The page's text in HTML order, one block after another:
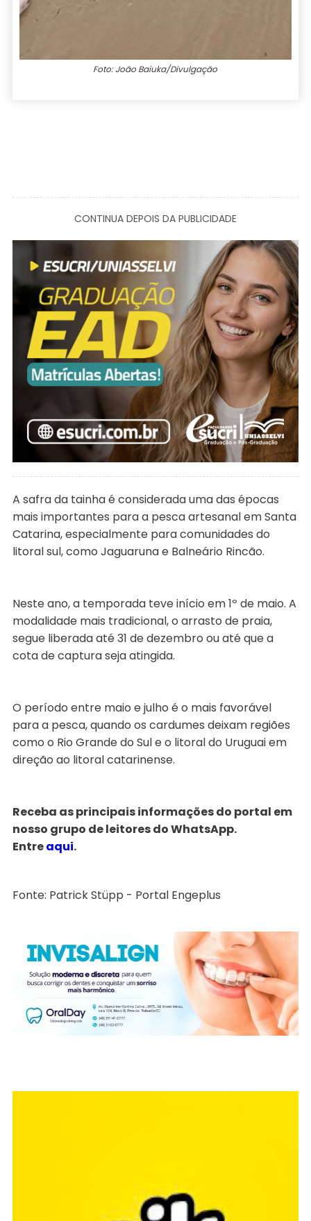
Foto: João Baiuka/Divulgação
CONTINUA DEPOIS DA PUBLICIDADE
A safra da tainha é considerada uma das épocas
mais importantes para a pesca artesanal em Santa
Catarina, especialmente para comunidades do
litoral sul, como Jaguaruna e Balneário Rincão.
Neste ano, a temporada teve início em 1º de maio. A
modalidade mais tradicional, o arrasto de praia,
segue liberada até 31 de dezembro ou até que a
cota de captura seja atingida.
O período entre maio e julho é o mais favorável
para a pesca, quando os cardumes deixam regiões
como o Rio Grande do Sul e o litoral do Uruguai em
direção ao litoral catarinense.
Receba as principais informações do portal em
nosso grupo de leitores do WhatsApp.
Entreaqui.
Fonte: Patrick Stüpp - Portal Engeplus